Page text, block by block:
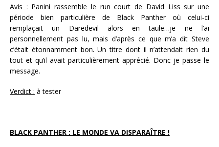
Avis : Panini rassemble le run court de David Liss sur une
période bien particulière de Black Panther où celui-ci
remplaçait un Daredevil alors en taule…je ne l’ai
personnellement pas lu, mais d’après ce que m’a dit Steve
c’était étonnamment bon. Un titre dont il n’attendait rien du
tout et qu’il avait particulièrement apprécié. Donc je passe le
message.
Verdict : à tester
BLACK PANTHER : LE MONDE VA DISPARAÎTRE !